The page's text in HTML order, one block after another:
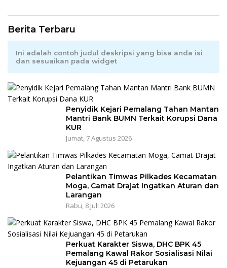
Berita Terbaru
Ini adalah contoh judul deskripsi yang bisa anda isi
dan sesuaikan pada widget
Penyidik Kejari Pemalang Tahan Mantan
Mantri Bank BUMN Terkait Korupsi Dana
KUR
Jumat, 7 Agustus 2026
Pelantikan Timwas Pilkades Kecamatan
Moga, Camat Drajat Ingatkan Aturan dan
Larangan
Rabu, 8 Juli 2026
Perkuat Karakter Siswa, DHC BPK 45
Pemalang Kawal Rakor Sosialisasi Nilai
Kejuangan 45 di Petarukan